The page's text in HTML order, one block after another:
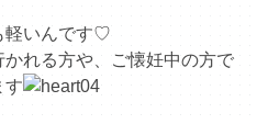
軽いんです♡
れる方や、ご懐妊中の方で
す